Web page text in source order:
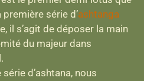
série d’ashtanga
il s’agit de déposer la main
du majeur dans
d’ashtana, nous